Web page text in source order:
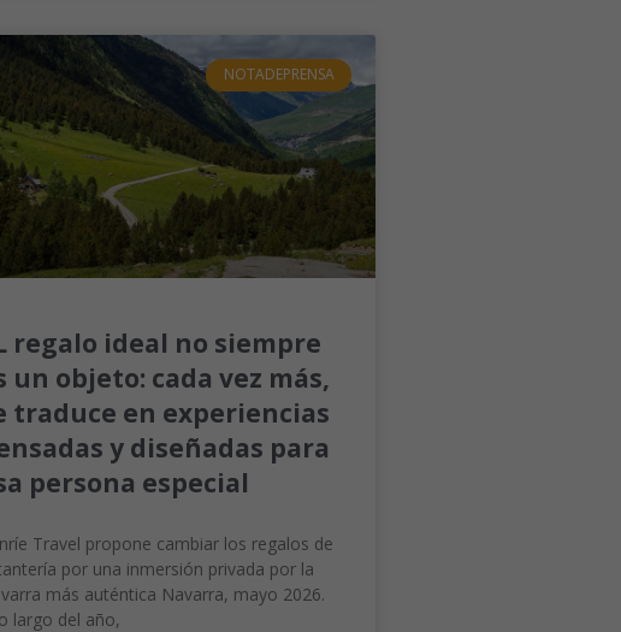
NOTADEPRENSA
regalo ideal no siempre
un objeto: cada vez más,
traduce en experiencias
y diseñadas para
persona especial
Travel propone cambiar los regalos de
por una inmersión privada por la
más auténtica Navarra, mayo 2026.
largo del año,